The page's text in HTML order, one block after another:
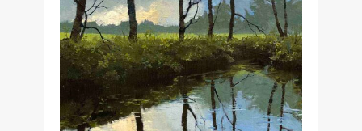
Lucht en water
€650.00